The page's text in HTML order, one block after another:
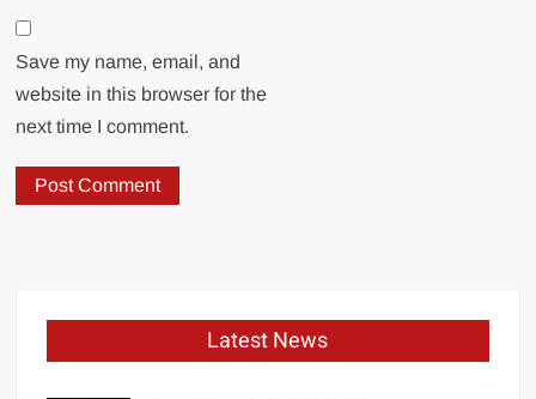
Save my name, email, and
website in this browser for the
next time I comment.
Latest News